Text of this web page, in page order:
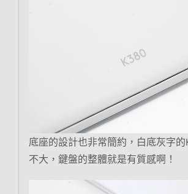
底座的設計也非常簡約，白底灰字
不大，鍵盤的整體就是有質感啊！